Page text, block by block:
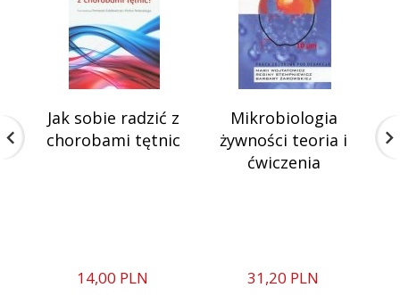
Jak sobie radzić z
chorobami tętnic
14,00 PLN
Mikrobiologia
żywności teoria i
ćwiczenia
31,20 PLN